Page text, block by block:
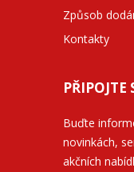
Způsob
Kontakty
PŘIPOJTE
Buďte
novinkách,
akčních